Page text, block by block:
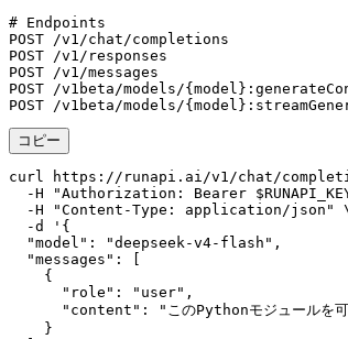
# Endpoints
POST /v1/chat/completions
POST /v1/responses
POST /v1/messages
POST /v1beta/models/
コピー
curl https://runapi.ai/v1/chat/
-H "Authorization: Bearer
-H "Content-Type: application/json"
  -d '{
  "model": "deepseek-v4-flash",
  "messages": [
    {
      "role": "user",
"content": "このPythonモジュールを可読
    }